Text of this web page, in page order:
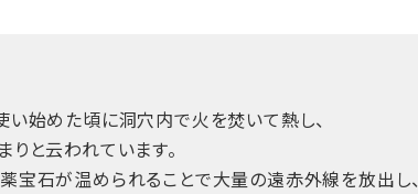
始めた頃に洞穴内で火を焚いて熱し、
と云われています。
宝石が温められることで大量の遠赤外線を放出し